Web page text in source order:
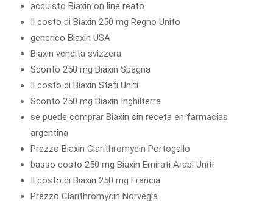
acquisto Biaxin on line reato
Il costo di Biaxin 250 mg Regno Unito
generico Biaxin USA
Biaxin vendita svizzera
Sconto 250 mg Biaxin Spagna
Il costo di Biaxin Stati Uniti
Sconto 250 mg Biaxin Inghilterra
se puede comprar Biaxin sin receta en farmacias
argentina
Prezzo Biaxin Clarithromycin Portogallo
basso costo 250 mg Biaxin Emirati Arabi Uniti
Il costo di Biaxin 250 mg Francia
Prezzo Clarithromycin Norvegia